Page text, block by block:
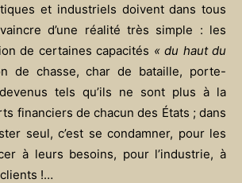
et industriels doivent dans tous
d’une réalité très simple : les
de certaines capacités « du haut du
de chasse, char de bataille, porte-
tels qu’ils ne sont plus à la
financiers de chacun des États ; dans
seul, c’est se condamner, pour les
à leurs besoins, pour l’industrie, à
!…